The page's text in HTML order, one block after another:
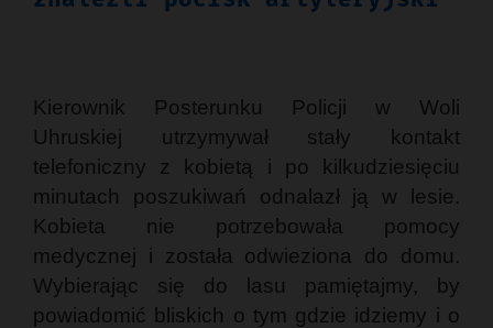
Kierownik Posterunku Policji w Woli
Uhruskiej utrzymywał stały kontakt
telefoniczny z kobietą i po kilkudziesięciu
minutach poszukiwań odnalazł ją w lesie.
Kobieta nie potrzebowała pomocy
medycznej i została odwieziona do domu.
Wybierając się do lasu pamiętajmy, by
powiadomić bliskich o tym gdzie idziemy i o